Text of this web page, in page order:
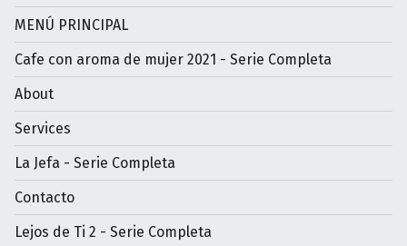
MENÚ PRINCIPAL
Cafe con aroma de mujer 2021 - Serie Completa
About
Services
La Jefa - Serie Completa
Contacto
Lejos de Ti 2 - Serie Completa